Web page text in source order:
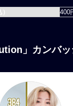
400
」カンバッ